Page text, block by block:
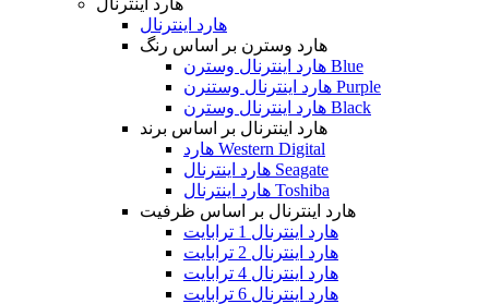
هارد اینترنال
هارد اینترنال
هارد وسترن بر اساس رنگ
هارد اینترنال وسترن Blue
هارد اینترنال وستنرن Purple
هارد اینترنال وسترن Black
هارد اینترنال بر اساس برند
هارد Western Digital
هارد اینترنال Seagate
هارد اینترنال Toshiba
هارد اینترنال بر اساس ظرفیت
هارد اینترنال 1 ترابایت
هارد اینترنال 2 ترابایت
هارد اینترنال 4 ترابایت
هارد اینترنال 6 ترابایت